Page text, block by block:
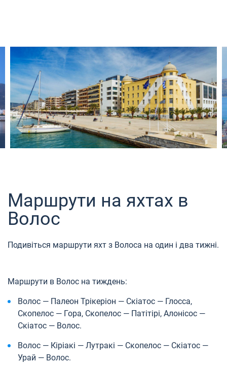
Маршрути на яхтах в
Волос
Подивіться маршрути яхт з Волоса на один і два тижні.
Маршрути в Волос на тиждень:
Волос — Палеон Трікеріон — Скіатос — Глосса,
Скопелос — Гора, Скопелос — Патітірі, Алонісос —
Скіатос — Волос.
Волос — Кіріакі — Лутракі — Скопелос — Скіатос —
Урай — Волос.